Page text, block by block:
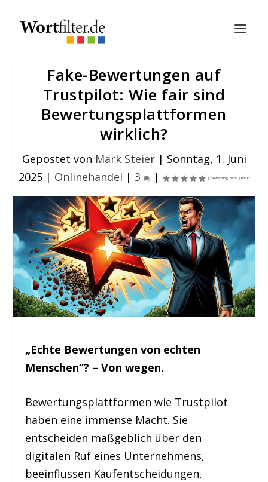
Fake-Bewertungen auf
Trustpilot: Wie fair sind
Bewertungsplattformen
wirklich?
Gepostet von Mark Steier| Sonntag, 1. Juni
2025| Onlinehandel | 3 |
„Echte Bewertungen von echten
Menschen“? – Von wegen.
Bewertungsplattformen wie Trustpilot
haben eine immense Macht. Sie
entscheiden maßgeblich über den
digitalen Ruf eines Unternehmens,
beeinflussen Kaufentscheidungen,